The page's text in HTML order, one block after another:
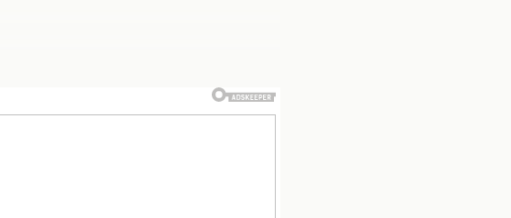
de
los
lamentan la pérdida de un jugador
extensamente el tema, analizando